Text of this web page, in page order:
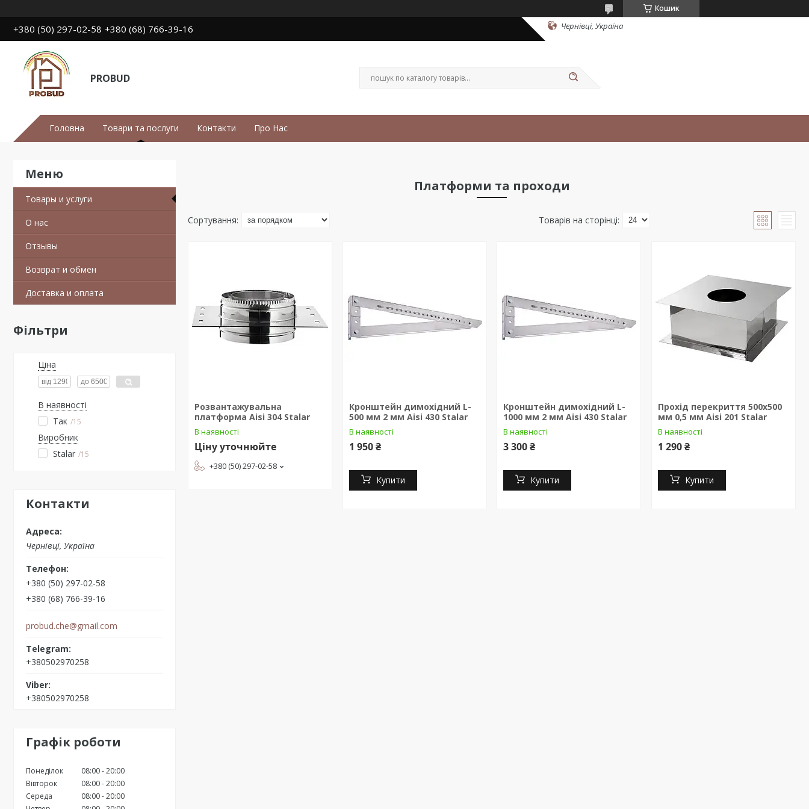
Кошик
+380 (50) 297-02-58 +380 (68) 766-39-16 Чернівці, Україна
PROBUD
Головна Товари та послуги Контакти Про Нас
Товары и услуги
О нас
Отзывы
Возврат и обмен
Доставка и оплата
Фільтри
Ціна
В наявності
Так 15
Виробник
Stalar 15
Контакти
Чернівці, Україна
+380 (50) 297-02-58
+380 (68) 766-39-16
probud.che@gmail.com
+380502970258
+380502970258
Графік роботи
Понеділок 08:00 20:00
Вівторок
08:00 20:00
Середа
08:00 20:00
Платформи та проходи
Розвантажувальна
платформа Aisi 304 Stalar
В наявності
Ціну уточнюйте
+380 (50) 297-02-58
Кронштейн димохідний L-
500 мм 2 мм Aisi 430 Stalar
В наявності
1 950 ₴
Купити
Кронштейн димохідний L-
1000 мм 2 мм Aisi 430 Stalar
В наявності
3 300 ₴
Купити
Прохід перекриття 500x500
мм 0,5 мм Aisi 201 Stalar
В наявності
1 290 ₴
Купити